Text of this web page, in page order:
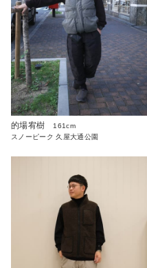
的場宥樹
161cm
スノーピーク 久屋大通公園